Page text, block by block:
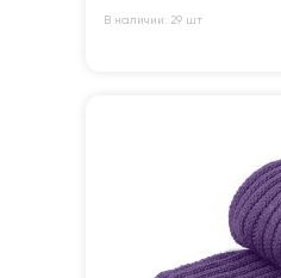
В наличии: 29 шт